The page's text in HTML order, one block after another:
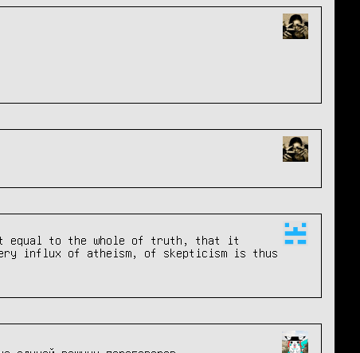
equal to the whole of truth, that it
influx of atheism, of skepticism is thus